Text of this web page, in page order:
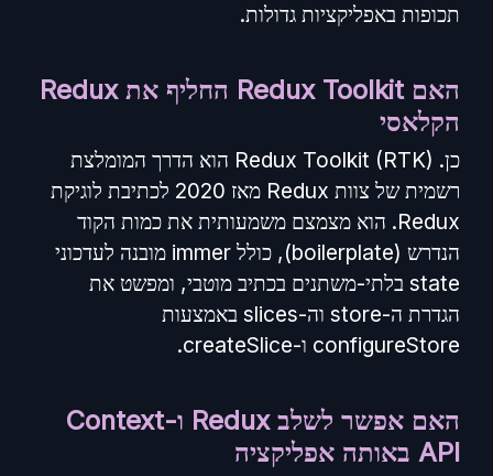
תכופות באפליקציות גדולות.
האם Redux Toolkit החליף את Redux
הקלאסי
כן. Redux Toolkit (RTK) הוא הדרך המומלצת
רשמית של צוות Redux מאז 2020 לכתיבת לוגיקת
Redux. הוא מצמצם משמעותית את כמות הקוד
הנדרש (boilerplate), כולל immer מובנה לעדכוני
state בלתי-משתנים בכתיב מוטבי, ומפשט את
הגדרת ה-store וה-slices באמצעות
configureStore ו-createSlice.
האם אפשר לשלב Redux ו-Context
API באותה אפליקציה